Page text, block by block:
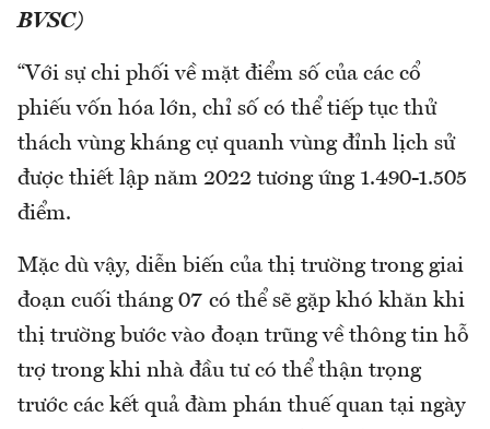
BVSC)
“Với sự chi phối về mặt điểm số của các cổ
phiếu vốn hóa lớn, chỉ số có thể tiếp tục thử
thách vùng kháng cự quanh vùng đỉnh lịch sử
được thiết lập năm 2022 tương ứng 1.490-1.505
điểm.
Mặc dù vậy, diễn biến của thị trường trong giai
đoạn cuối tháng 07 có thể sẽ gặp khó khăn khi
thị trường bước vào đoạn trũng về thông tin hỗ
trợ trong khi nhà đầu tư có thể thận trọng
trước các kết quả đàm phán thuế quan tại ngày